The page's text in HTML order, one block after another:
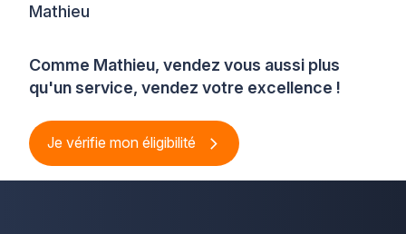
Comme Mathieu, vendez vous aussi plus
qu'un service, vendez votre excellence !
Je vérifie mon éligibilité
Mathieu